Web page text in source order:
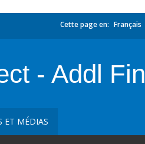
Cette page en: Français
- Addl Fin
ET MÉDIAS